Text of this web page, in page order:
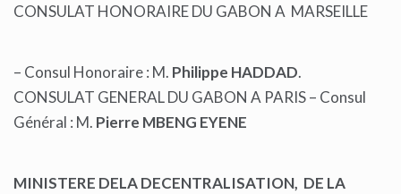
CONSULAT HONORAIRE DU GABON A MARSEILLE
– Consul Honoraire : M. Philippe HADDAD.
CONSULAT GENERAL DU GABON A PARIS – Consul
Général : M. Pierre MBENG EYENE
MINISTERE DELA DECENTRALISATION, DE LA